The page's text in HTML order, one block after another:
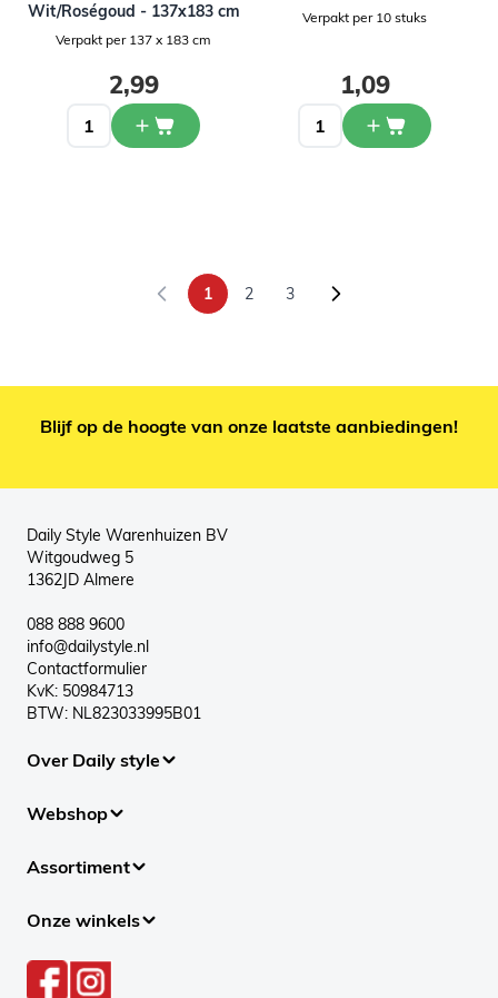
Wit/Roségoud - 137x183 cm
Verpakt per 137 x 183 cm
2,99
Verpakt per 10 stuks
1,09
U lees momenteel pagina
1 Pagina
2 Pagina
3
Blijf op de hoogte van onze laatste aanbiedingen!
Daily Style Warenhuizen BV
Witgoudweg 5
1362JD Almere
088 888 9600
info@dailystyle.nl
Contactformulier
KvK: 50984713
BTW: NL823033995B01
Over Daily style
Webshop
Assortiment
Onze winkels